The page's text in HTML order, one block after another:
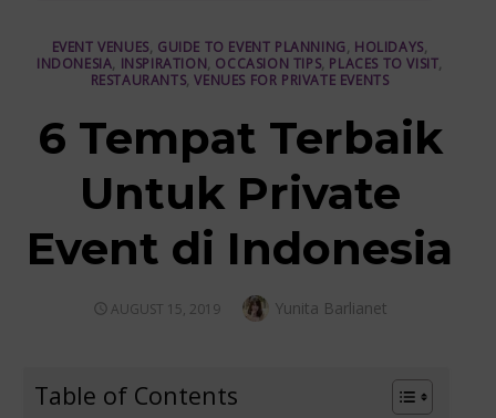
EVENT VENUES, GUIDE TO EVENT PLANNING, HOLIDAYS,
INDONESIA, INSPIRATION, OCCASION TIPS, PLACES TO VISIT,
RESTAURANTS,VENUES FOR PRIVATE EVENTS
6 Tempat Terbaik
Untuk Private
Event di Indonesia
POSTED
AUGUST 15, 2019 Author
Yunita Barlianet
Table of Contents